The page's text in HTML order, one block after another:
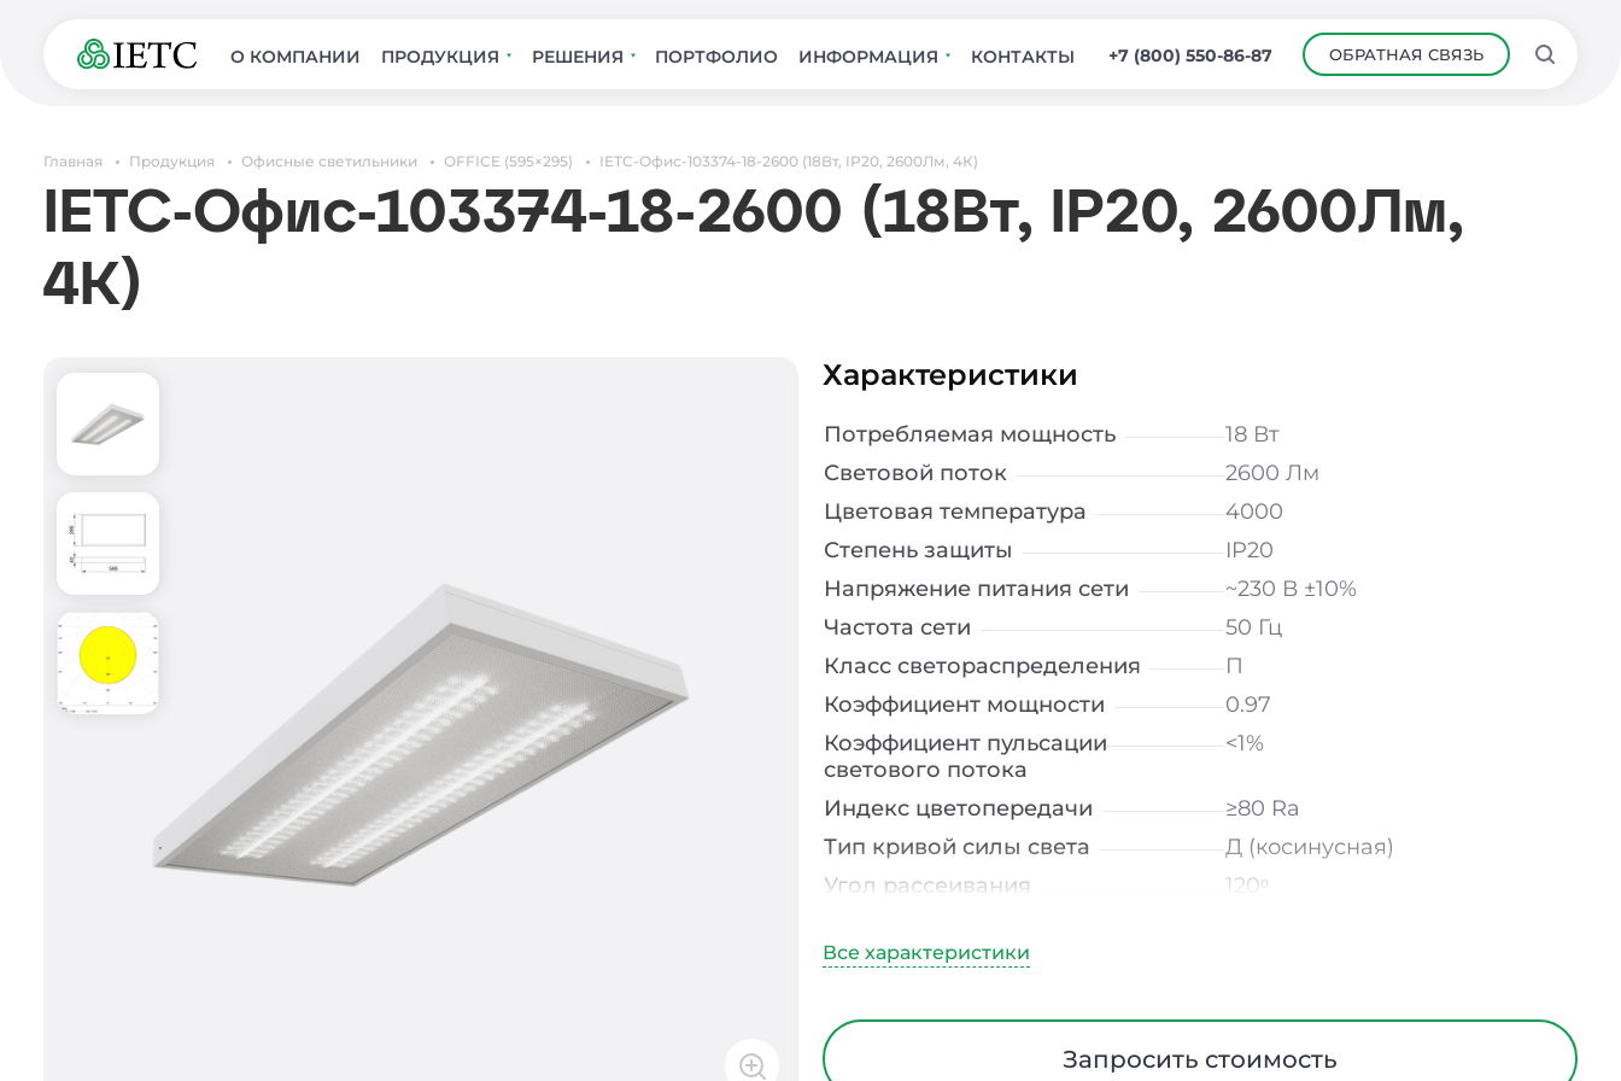
О КОМПАНИИ ПРОДУКЦИЯ РЕШЕНИЯ ПОРТФОЛИО ИНФОРМАЦИЯ КОНТАКТЫ +7 (800) 550-86-87 ОБРАТНАЯ СВЯЗЬ
Главная Продукция Офисные светильники OFFICE (595×295) IETC-Офис-103374-18-2600 (18Вт, IP20, 2600Лм, 4К)
IETC-Офис-103374-18-2600 (18Вт, IP20, 2600Лм,
4К)
Характеристики
Потребляемая мощность
18 Вт
Световой поток
2600 Лм
Цветовая температура
4000
Степень защиты
IP20
Напряжение питания сети
~230 В ±10%
Частота сети
50 Гц
Класс светораспределения
П
Коэффициент мощности
0.97
Коэффициент пульсации
светового потока
<1%
Индекс цветопередачи
≥80 Ra
Тип кривой силы света
Д (косинусная)
Угол рассеивания
120ᵒ
Тип рассеивателя
Блок аварийного питания
Запросить стоимость